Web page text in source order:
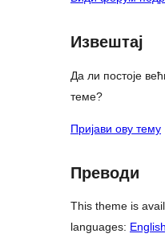
Извештај
Да ли постоје
теме?
Пријави ову тему
Преводи
This theme is
languages: